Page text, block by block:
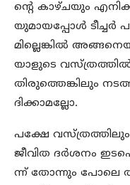
ന്റെ കാഴ്ചയും
യുമായപ്പോള്‍
മില്ലെങ്കില്‍
യാളുടെ
തിരുത്തെങ്കിലും
ദിക്കാമല്ലോ.
പക്ഷേ
ജീവിത ദര്‍ശനം
ന്ന് തോന്നും പോലെ